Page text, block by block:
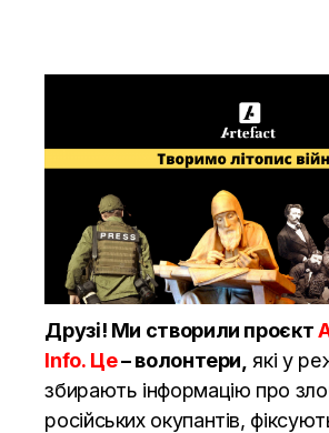
Друзі! Ми створили проєкт
Info. Це– волонтери, які у
збирають інформацію про
російських окупантів,